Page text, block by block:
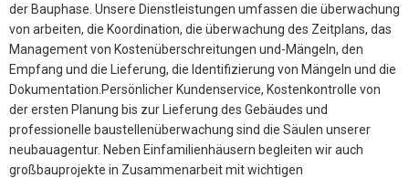
der Bauphase. Unsere Dienstleistungen umfassen die überwachung
von arbeiten, die Koordination, die überwachung des Zeitplans, das
Management von Kostenüberschreitungen und-Mängeln, den
Empfang und die Lieferung, die Identifizierung von Mängeln und die
Dokumentation.Persönlicher Kundenservice, Kostenkontrolle von
der ersten Planung bis zur Lieferung des Gebäudes und
professionelle baustellenüberwachung sind die Säulen unserer
neubauagentur. Neben Einfamilienhäusern begleiten wir auch
großbauprojekte in Zusammenarbeit mit wichtigen